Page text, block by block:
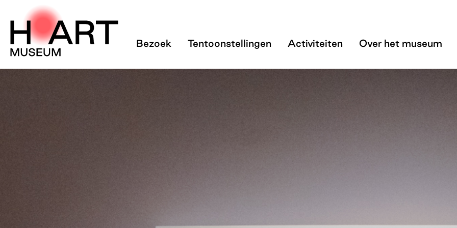
H'ART Museum Circle - H’ART
Bezoek Tentoonstellingen Activiteiten Over het museum